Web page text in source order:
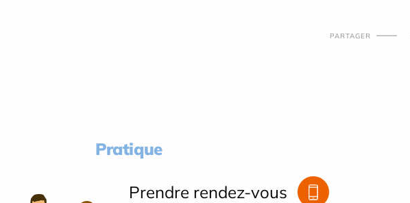
PARTAGER
Pratique
Prendre rendez-vous